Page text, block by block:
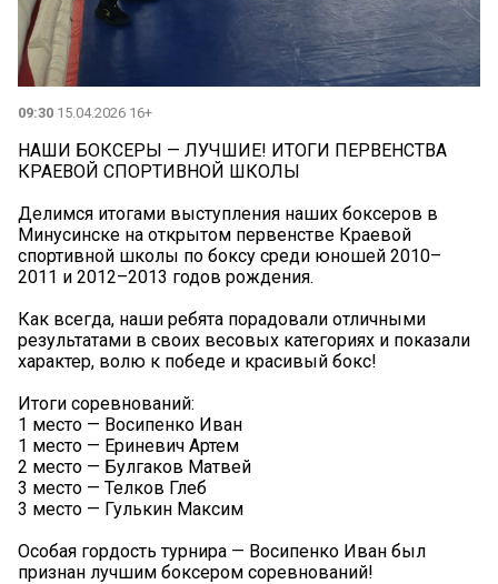
09:30 15.04.2026 16+
НАШИ БОКСЕРЫ — ЛУЧШИЕ! ИТОГИ ПЕРВЕНСТВА
КРАЕВОЙ СПОРТИВНОЙ ШКОЛЫ
Делимся итогами выступления наших боксеров в
Минусинске на открытом первенстве Краевой
спортивной школы по боксу среди юношей 2010–
2011 и 2012–2013 годов рождения.
Как всегда, наши ребята порадовали отличными
результатами в своих весовых категориях и показали
характер, волю к победе и красивый бокс!
Итоги соревнований:
1 место — Восипенко Иван
1 место — Ериневич Артем
2 место — Булгаков Матвей
3 место — Телков Глеб
3 место — Гулькин Максим
Особая гордость турнира — Восипенко Иван был
признан лучшим боксером соревнований!